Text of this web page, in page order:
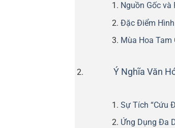
Nguồn Gốc và
Đặc Điểm
Mùa Hoa Tam
Ý Nghĩa Văn
Sự Tích “Cứu
Ứng Dụng Đa